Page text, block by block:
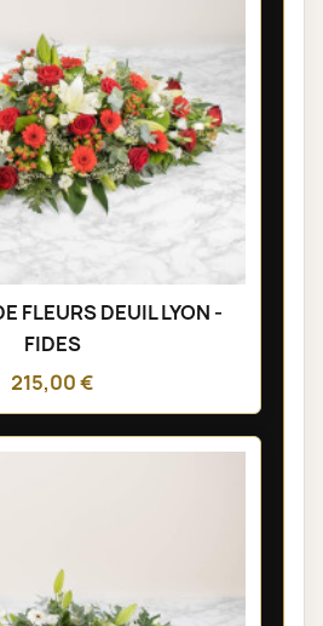
FLEURS DEUIL LYON -
FIDES
215,00 €